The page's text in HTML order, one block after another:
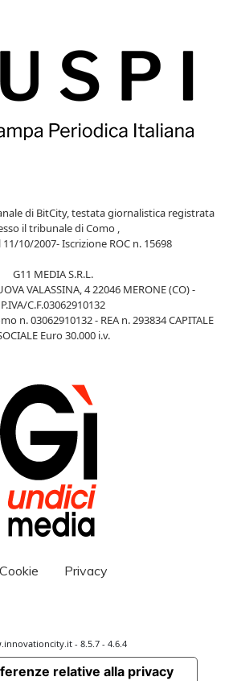
di BitCity, testata giornalistica registrata
il tribunale di Como ,
10/2007- Iscrizione ROC n. 15698
G11 MEDIA S.R.L.
VALASSINA, 4 22046 MERONE (CO) -
P.IVA/C.F.03062910132
n. 03062910132 - REA n. 293834 CAPITALE
Euro 30.000 i.v.
Cookie Privacy
- 8.5.7 - 4.6.4
relative alla privacy